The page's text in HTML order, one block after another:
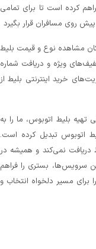
کرده است تا برای تمامی
روی مسافران قرار بگیرد
مشاهده نوع و قیمت بلیط
ویژه و دریافت شماره‌
خرید اینترنتی بلیط از
۲۴ ساعته و سادگی تهیه بلیط اتوبوس، ما را به
اتوبوس تبدیل کرده است.
بلیط دریافت نمی‌کند و همیشه در
سرویس‌ها، بستری را فراهم
برای مسیر دلخواه انتخاب و